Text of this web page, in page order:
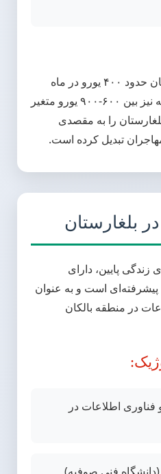
حداقل دستمزد در بلغارستان حدود ۴۰۰ یورو در ماه
است. میانگین حقوق ماهانه نیز بین ۶۰۰-۹۰۰ یورو متغیر
را به مقصدی
تبدیل کرده است.
بلغارستان
زندگی پایین، دارای
است و به عنوان
در منطقه بالکان
اطلاعات در